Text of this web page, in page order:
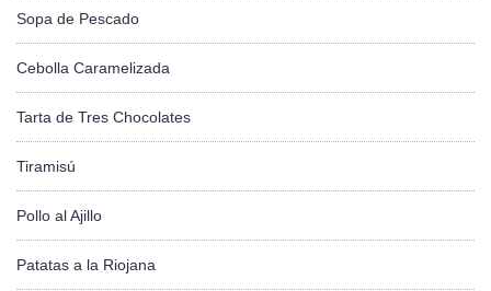
Sopa de Pescado
Cebolla Caramelizada
Tarta de Tres Chocolates
Tiramisú
Pollo al Ajillo
Patatas a la Riojana